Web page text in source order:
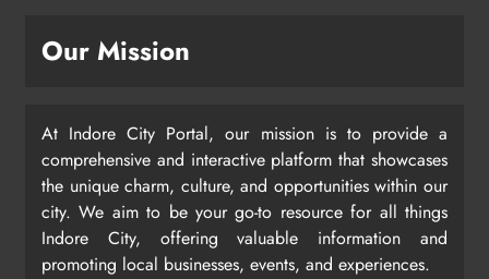
Our Mission
At Indore City Portal, our mission is to provide a
comprehensive and interactive platform that showcases
the unique charm, culture, and opportunities within our
city. We aim to be your go-to resource for all things
Indore City, offering valuable information and
promoting local businesses, events, and experiences.